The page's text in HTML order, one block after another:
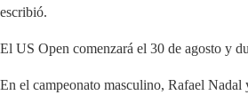
escribió.
El US Open comenzará el 30 de agosto y
En el campeonato masculino, Rafael